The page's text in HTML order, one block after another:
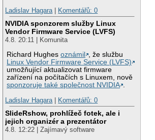
Ladislav Hagara | Komentářů: 0
NVIDIA sponzorem služby Linux
Vendor Firmware Service (LVFS)
4.8. 20:11 | Komunita
Richard Hughesoznámil
, že službu
Linux Vendor Firmware Service (LVFS)
umožňující aktualizovat firmware
zařízení na počítačích s Linuxem, nově
sponzoruje také společnost NVIDIA .
Ladislav Hagara | Komentářů: 0
SlideRshow, prohlížeč fotek, ale i
jejich organizér a prezentátor
4.8. 12:22 | Zajímavý software